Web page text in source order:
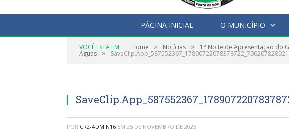
PÁGINA INICIAL O MUNICÍPIO
VOCÊ ESTÁ EM: Home » Notícias » 1° Noite de Apresentação do
Águas »
POR CR2-ADMIN16 EM 25 DE NOVEMBRO DE 2025